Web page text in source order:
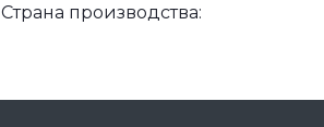
Страна производства: